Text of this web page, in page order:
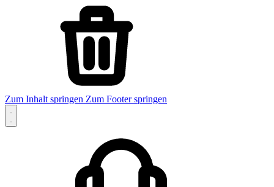
Zum Inhalt springen Zum Footer springen